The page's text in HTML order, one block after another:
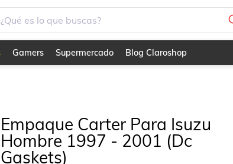
Gamers Supermercado Blog Claroshop
Empaque Carter Para Isuzu
Hombre 1997 - 2001 (Dc
Gaskets)